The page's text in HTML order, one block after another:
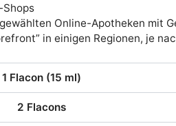
Online-Apotheken mit
in einigen Regionen, je
1 Flacon (15 ml)
2 Flacons